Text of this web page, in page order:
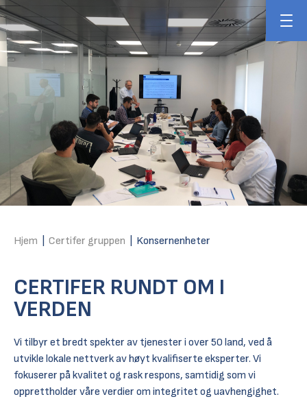
Hjem Certifer gruppen Konsernenheter
CERTIFER RUNDT OM I
VERDEN
Vi tilbyr et bredt spekter av tjenester i over 50 land, ved å
utvikle lokale nettverk av høyt kvalifiserte eksperter. Vi
fokuserer på kvalitet og rask respons, samtidig som vi
opprettholder våre verdier om integritet og uavhengighet.